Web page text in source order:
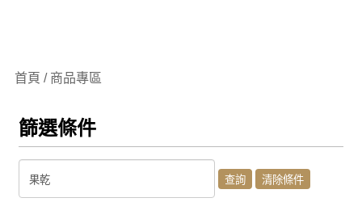
首頁 / 商品專區
篩選條件